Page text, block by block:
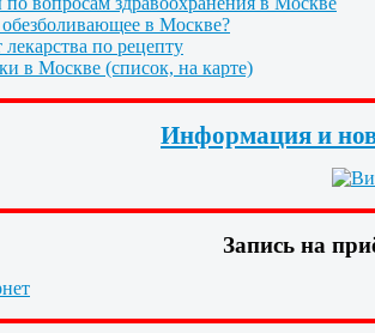
в Москве?
по рецепту
в Москве (список, на карте)
Информация и
Запись на